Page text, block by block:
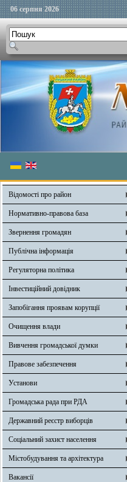
06 серпня 2026
Відомості про район
Нормативно-правова база
Звернення громадян
Публічна інформація
Регуляторна політика
Інвестиційний довідник
Запобігання проявам корупції
Очищення влади
Вивчення громадської думки
Правове забезпечення
Установи
Громадська рада при РДА
Державний реєстр виборців
Соціальний захист населення
Містобудування та архітектура
Вакансії